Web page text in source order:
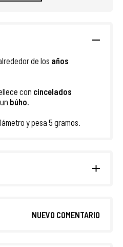
de los años
con cincelados
búho.
y pesa 5 gramos.
NUEVO COMENTARIO